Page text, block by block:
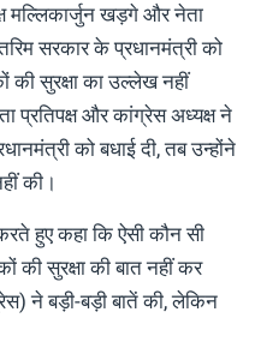
मल्लिकार्जुन खड़गे और नेता
सरकार के प्रधानमंत्री को
सुरक्षा का उल्लेख नहीं
प्रतिपक्ष और कांग्रेस अध्यक्ष ने
को बधाई दी, तब उन्होंने
की।
हुए कहा कि ऐसी कौन सी
सुरक्षा की बात नहीं कर
ने बड़ी-बड़ी बातें की, लेकिन